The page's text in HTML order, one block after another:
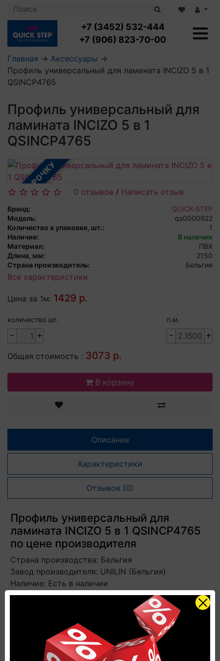
+7 (3452) 532-444
+7 (906) 823-70-00
Ламинат с укладкой
Влагостойкий ламинат
Посмотреть все категории
LOC FLOOR FANCY
LOC FLOOR ARCTIC
Посмотреть все категории
Кварцвиниловая плитка с укладкой
Клеевая кварцвиниловая плитка
Виниловый ламинат
Посмотреть все категории
Плинтус
Профили для ступеней
Подложка
Пороги
Аксессуары для напольных покрытий
Посмотреть все категории
Посмотреть все категории
Главная → Аксессуары →
Профиль универсальный для ламината INCIZO 5 в 1
QSINCP4765
Профиль универсальный для
ламината INCIZO 5 в 1
QSINCP4765
В РАССРОЧКУ 0 отзывов / Написать отзыв
Бренд:
QUICK-STEP
Модель:
qs0000922
Количество в упаковке, шт.:
1
Наличие:
В наличии
Материал:
ПВХ
Длина, мм:
2150
Страна производитель:
Бельгия
Все характеристики
Цена за 1м: 1429 р.
количество шт.
- +
п.м.
- +
Общая стоимость : 3073 р.
В корзину
Описание
Характеристики
Отзывов (0)
Профиль универсальный для
ламината INCIZO 5 в 1 QSINCP4765
по цене производителя
Страна производства: Бельгия
Завод производителя: UNILIN (Бельгия)
Наличие: Есть в наличии
Размеры: 2150 мм х 48 мм х 13 мм
Количество в упаковке: 1 профиль + 1
Замковая система: установка на жидкие гвозди и
направляющие
Прогнозируемый срок службы: до 25 лет в